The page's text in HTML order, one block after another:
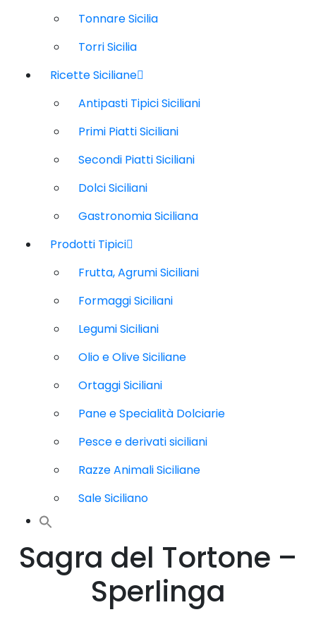
Tonnare Sicilia
Torri Sicilia
Ricette Siciliane
Antipasti Tipici Siciliani
Primi Piatti Siciliani
Secondi Piatti Siciliani
Dolci Siciliani
Gastronomia Siciliana
Prodotti Tipici
Frutta, Agrumi Siciliani
Formaggi Siciliani
Legumi Siciliani
Olio e Olive Siciliane
Ortaggi Siciliani
Pane e Specialità Dolciarie
Pesce e derivati siciliani
Razze Animali Siciliane
Sale Siciliano
Sagra del Tortone –
Sperlinga